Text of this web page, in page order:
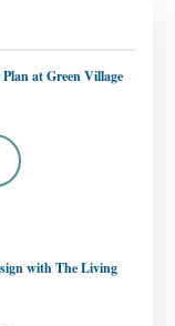
at Green Village
with The Living